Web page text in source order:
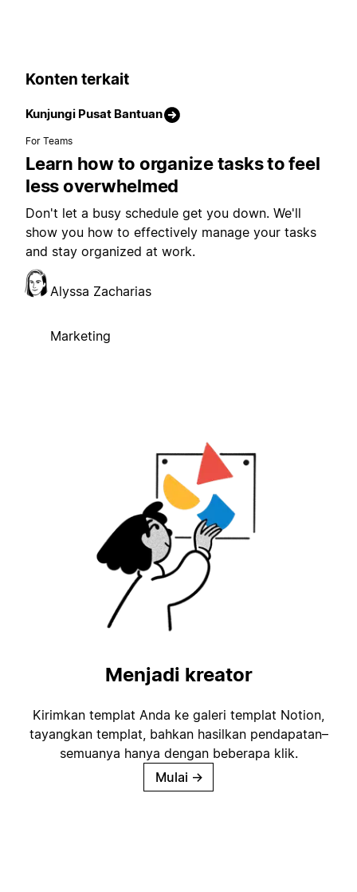
Konten terkait
Kunjungi Pusat Bantuan
For Teams
Learn how to organize tasks to feel
less overwhelmed
Don't let a busy schedule get you down. We'll
show you how to effectively manage your tasks
and stay organized at work.
Alyssa Zacharias
Marketing
Menjadi kreator
Kirimkan templat Anda ke galeri templat Notion,
tayangkan templat, bahkan hasilkan pendapatan–
semuanya hanya dengan beberapa klik.
Mulai →